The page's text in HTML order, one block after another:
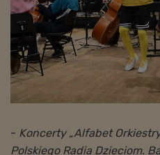
- Koncerty „Alfabet
Polskiego Radia Dzieciom.